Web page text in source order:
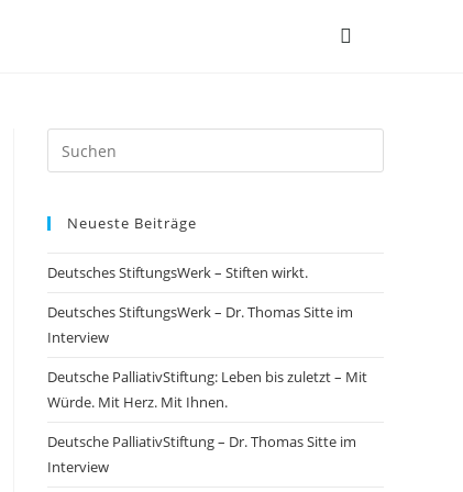
Neueste Beiträge
Deutsches StiftungsWerk – Stiften wirkt.
Deutsches StiftungsWerk – Dr. Thomas Sitte im
Interview
Deutsche PalliativStiftung: Leben bis zuletzt – Mit
Würde. Mit Herz. Mit Ihnen.
Deutsche PalliativStiftung – Dr. Thomas Sitte im
Interview